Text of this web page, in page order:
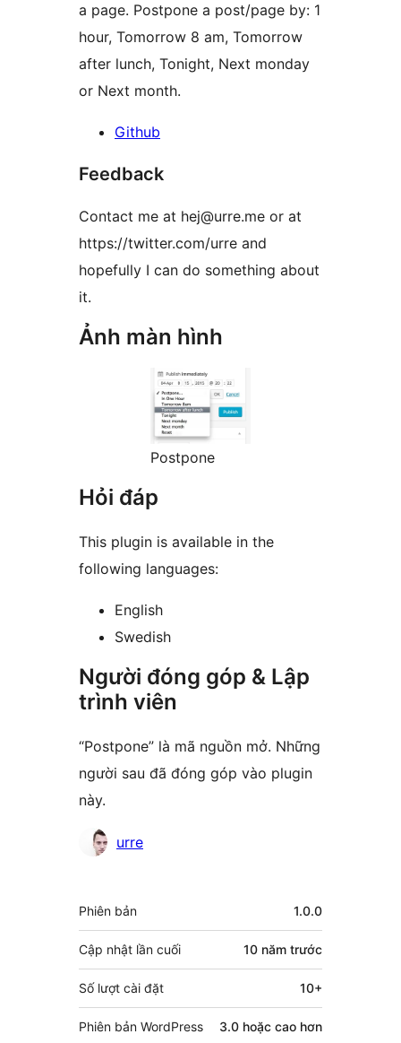
a page. Postpone a post/page by: 1
hour, Tomorrow 8 am, Tomorrow
after lunch, Tonight, Next monday
or Next month.
Github
Feedback
Contact me at hej@urre.me or at
https://twitter.com/urre and
hopefully I can do something about
it.
Ảnh màn hình
Postpone
Hỏi đáp
This plugin is available in the
following languages:
English
Swedish
Người đóng góp & Lập
trình viên
“Postpone” là mã nguồn mở. Những
người sau đã đóng góp vào plugin
này.
Những
góp
urre
Meta
Phiên bản 1.0.0
Cập nhật lần cuối 10 năm trước
Số lượt cài đặt 10+
Phiên bản WordPress 3.0 hoặc cao hơn